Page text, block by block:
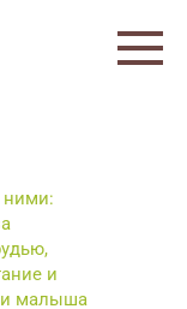
ними:
и
малыша